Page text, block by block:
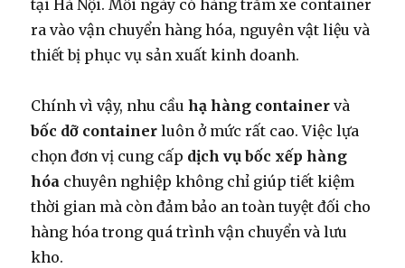
tại Hà Nội. Mỗi ngày có hàng trăm xe container
ra vào vận chuyển hàng hóa, nguyên vật liệu và
thiết bị phục vụ sản xuất kinh doanh.
Chính vì vậy, nhu cầuhạ hàng container và
bốc dỡ container luôn ở mức rất cao. Việc lựa
chọn đơn vị cung cấp dịch vụ bốc xếp hàng
hóa chuyên nghiệp không chỉ giúp tiết kiệm
thời gian mà còn đảm bảo an toàn tuyệt đối cho
hàng hóa trong quá trình vận chuyển và lưu
kho.